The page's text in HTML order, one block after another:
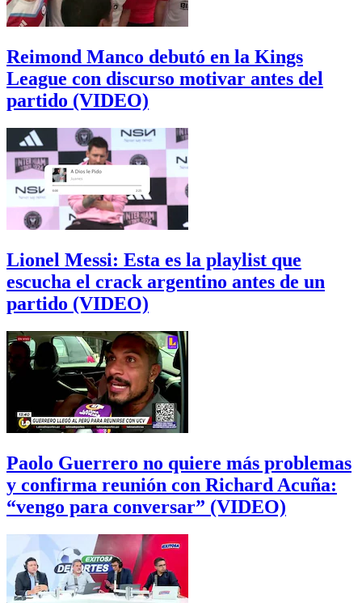
Reimond Manco debutó en la Kings
League con discurso motivar antes del
partido (VIDEO)
Lionel Messi: Esta es la playlist que
escucha el crack argentino antes de un
partido (VIDEO)
Paolo Guerrero no quiere más problemas
y confirma reunión con Richard Acuña:
“vengo para conversar” (VIDEO)